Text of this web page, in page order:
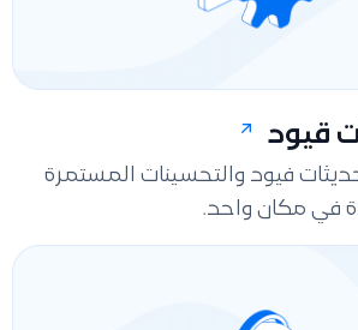
قيود
فيود والتحسينات المستمرة
في مكان واحد.